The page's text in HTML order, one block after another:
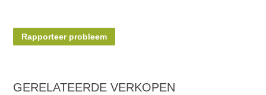
Rapporteer probleem
GERELATEERDEVERKOPEN